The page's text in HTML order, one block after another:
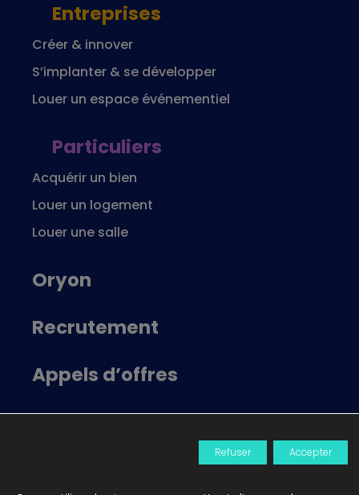
Entreprises
Créer & innover
S’implanter & se développer
Louer un espace événementiel
Particuliers
Acquérir un bien
Louer un logement
Louer une salle
Oryon
Recrutement
Appels d’offres
Locataire Oryon
Accepter
Refuser